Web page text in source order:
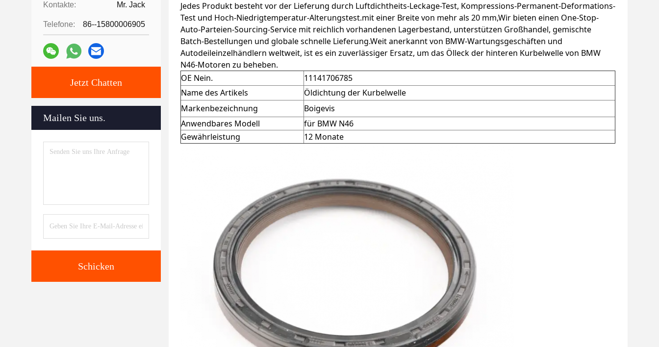
Kontakte: Mr. Jack
Telefone: 86--15800006905
Jetzt Chatten
Mailen Sie uns.
Schicken
Jedes Produkt besteht vor der Lieferung durch Luftdichtheits-Leckage-Test, Kompressions-Permanent-Deformations-
Test und Hoch-Niedrigtemperatur-Alterungstest.mit einer Breite von mehr als 20 mm,Wir bieten einen One-Stop-
Auto-Parteien-Sourcing-Service mit reichlich vorhandenen Lagerbestand, unterstützen Großhandel, gemischte
Batch-Bestellungen und globale schnelle Lieferung.Weit anerkannt von BMW-Wartungsgeschäften und
Autodeileinzelhändlern weltweit, ist es ein zuverlässiger Ersatz, um das Ölleck der hinteren Kurbelwelle von BMW
N46-Motoren zu beheben.
OE Nein.
11141706785
Name des Artikels
Öldichtung der Kurbelwelle
Markenbezeichnung
Boigevis
Anwendbares Modell
für BMW N46
Gewährleistung
12 Monate